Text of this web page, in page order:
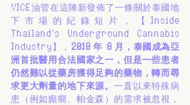
VICE油管在這陣新發佈了一條關於泰國地
下市場的紀錄短片，【Inside
Thailand's Underground Cannabis
Industry】， 2019 年 8 月，泰國成為亞
洲首批醫用合法國家之一，但是一些患者
仍然難以從藥房獲得足夠的藥物，轉而尋
求更大劑量的地下來源。一直以來特殊病
患（例如癲癇、帕金森）的需求被忽視，